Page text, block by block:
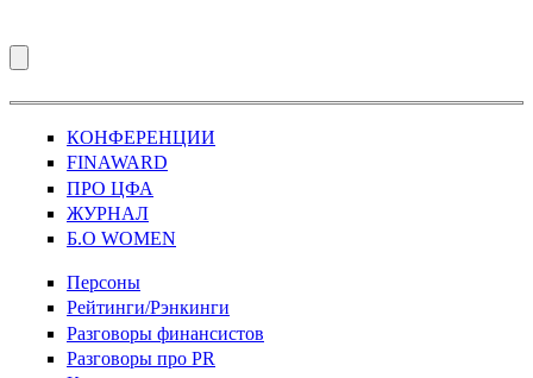
КОНФЕРЕНЦИИ
FINAWARD
ПРО ЦФА
ЖУРНАЛ
Б.О WOMEN
Персоны
Рейтинги/Рэнкинги
Разговоры финансистов
Разговоры про PR